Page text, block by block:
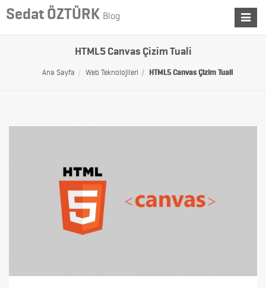
Toggle
Sedat ÖZTÜRK Blog
HTML5 Canvas Çizim Tuali
Ana Sayfa Web Teknolojileri HTML5 Canvas Çizim Tuali